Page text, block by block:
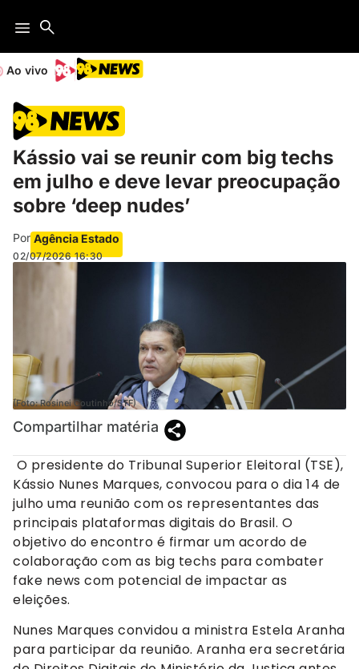
Ao vivo
Kássio vai se reunir com big techs
em julho e deve levar preocupação
sobre ‘deep nudes’
Por Agência Estado
02/07/2026 16:30
(Foto: Rosinei Coutinho/STF)
Compartilhar matéria
O presidente do Tribunal Superior Eleitoral (TSE),
Kássio Nunes Marques, convocou para o dia 14 de
julho uma reunião com os representantes das
principais plataformas digitais do Brasil. O
objetivo do encontro é firmar um acordo de
colaboração com as big techs para combater
fake news com potencial de impactar as
eleições.
Nunes Marques convidou a ministra Estela Aranha
para participar da reunião. Aranha era secretária